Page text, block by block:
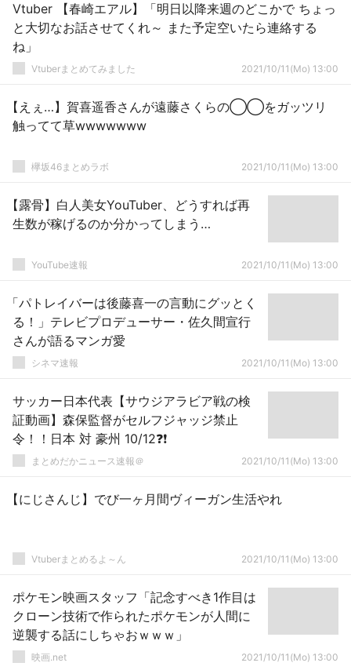
Vtuber 【春崎エアル】「明日以降来週のどこかで ちょっ
と大切なお話させてくれ～ また予定空いたら連絡する
ね」
Vtuberまとめてみました 2021/10/11(Mo) 13:00
【えぇ…】賀喜遥香さんが遠藤さくらの◯◯をガッツリ
触ってて草wwwwwww
欅坂46まとめラボ 2021/10/11(Mo) 13:00
【露骨】白人美女YouTuber、どうすれば再
生数が稼げるのか分かってしまう…
YouTube速報 2021/10/11(Mo) 13:00
「パトレイバーは後藤喜一の言動にグッとく
る！」テレビプロデューサー・佐久間宣行
さんが語るマンガ愛
シネマ速報 2021/10/11(Mo) 13:00
サッカー日本代表【サウジアラビア戦の検
証動画】森保監督がセルフジャッジ禁止
令！！日本 対 豪州 10/12❓❗
まとめだかニュース速報＠ 2021/10/11(Mo) 13:00
【にじさんじ】でび一ヶ月間ヴィーガン生活やれ
Vtuberまとめるよ～ん 2021/10/11(Mo) 13:00
ポケモン映画スタッフ「記念すべき1作目は
クローン技術で作られたポケモンが人間に
逆襲する話にしちゃおｗｗｗ」
映画.net 2021/10/11(Mo) 13:00